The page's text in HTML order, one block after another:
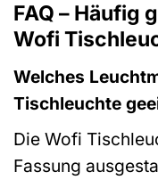
FAQ – Häufig
Wofi
Welches
Tischleuchte
Die Wofi
Fassung